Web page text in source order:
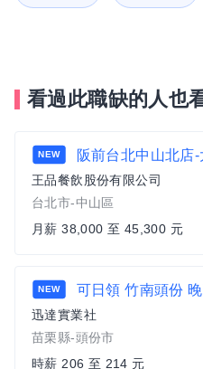
看過此職缺的人也
NEW 阪前台北中山北店
王品餐飲股份有限公司
台北市-中山區
月薪 38,000 至 45,300 元
NEW 可日領 竹南頭份
迅達實業社
苗栗縣-頭份市
時薪 206 至 214 元